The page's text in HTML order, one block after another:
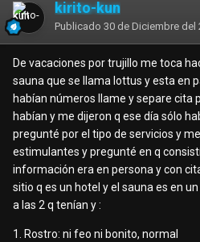
kirito-kun
Publicado 30 de Diciembre del
De vacaciones por trujillo me toca
sauna que se llama lottus y esta en
habían números llame y separe cita
habían y me dijeron q ese día sólo
pregunté por el tipo de servicios y
estimulantes y pregunté en q
información era en persona y con
sitio q es un hotel y el sauna es en
a las 2 q tenían y :
1. Rostro: ni feo ni bonito, normal